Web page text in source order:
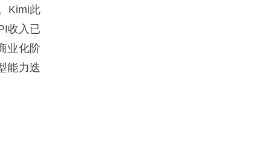
Kimi此
收入已
业化阶
能力迭